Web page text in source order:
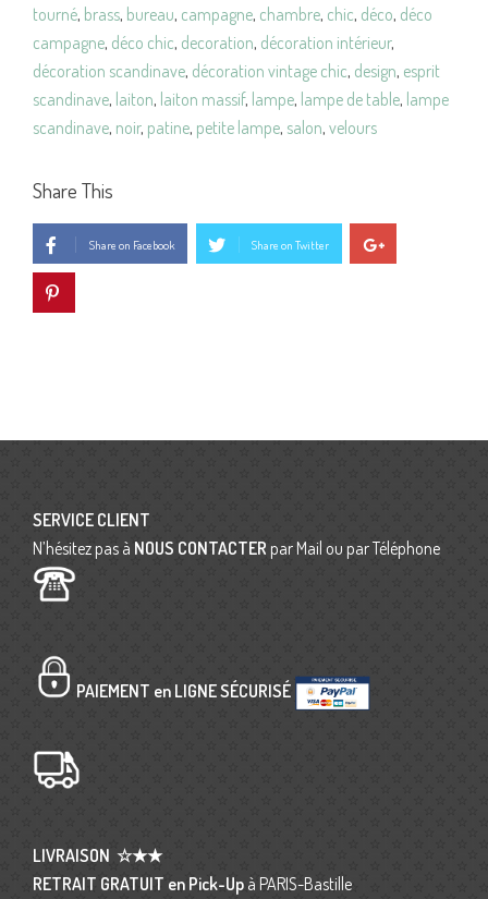
tourné, brass, bureau, campagne, chambre, chic, déco, déco
campagne, déco chic, decoration, décoration intérieur,
décoration scandinave, décoration vintage chic, design, esprit
scandinave, laiton, laiton massif, lampe, lampe de table, lampe
scandinave, noir, patine, petite lampe, salon, velours
Share This
Share on Facebook Share on Twitter
SERVICE CLIENT
N’hésitez pas à NOUS CONTACTER par Mail ou par Téléphone
PAIEMENT en LIGNE SÉCURISÉ
LIVRAISON ☆★★
RETRAIT GRATUIT en Pick-Up à PARIS-Bastille